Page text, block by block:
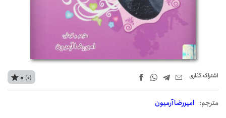
اشتراک‌ گذاری
مترجم: امیررضا آرمیون
0 (0)